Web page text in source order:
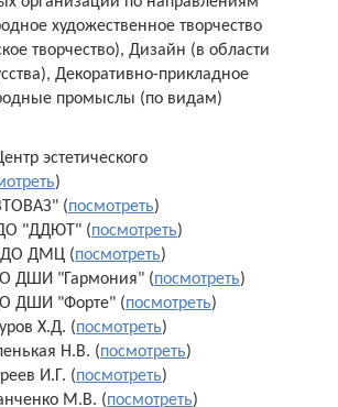
художественное творчество
творчество), Дизайн (в области
Декоративно-прикладное
промыслы (по видам)
эстетического
)
(посмотреть)
"ДДЮТ" (посмотреть)
ДО ДМЦ (посмотреть)
ДШИ "Гармония" (посмотреть)
ДШИ "Форте" (посмотреть)
Х.Д. (посмотреть)
Н.В. (посмотреть)
И.Г. (посмотреть)
М.В. (посмотреть)